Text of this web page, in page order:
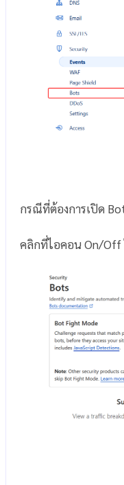
กรณีที่ต้องการเปิด
คลิกที่ไอคอน On/Off